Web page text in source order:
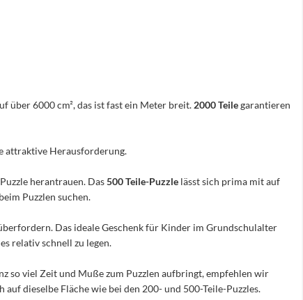
über 6000 cm², das ist fast ein Meter breit. 2000 Teilegarantieren
attraktive Herausforderung.
herantrauen. Das500 Teile-Puzzle lässt sich prima mit auf
Puzzlen suchen.
Das ideale Geschenk für Kinder im Grundschulalter
relativ schnell zu legen.
so viel Zeit und Muße zum Puzzlen aufbringt, empfehlen wir
auf dieselbe Fläche wie bei den 200- und 500-Teile-Puzzles.